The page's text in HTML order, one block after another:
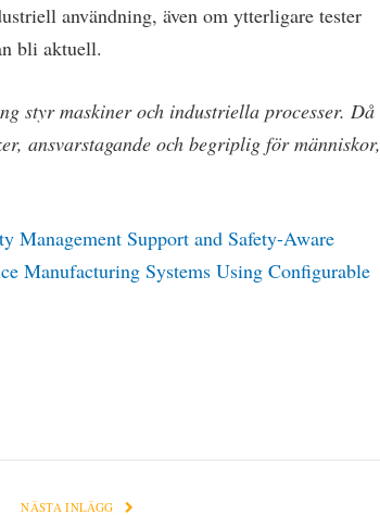
användning, även om ytterligare tester
bli aktuell.
styr maskiner och industriella processer. Då
ansvarstagande och begriplig för människor,
Management Support and Safety-Aware
Manufacturing Systems Using Configurable
NÄSTA INLÄGG